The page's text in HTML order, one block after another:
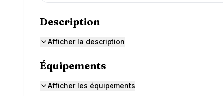
Description
Afficher la description
Équipements
Afficher les équipements